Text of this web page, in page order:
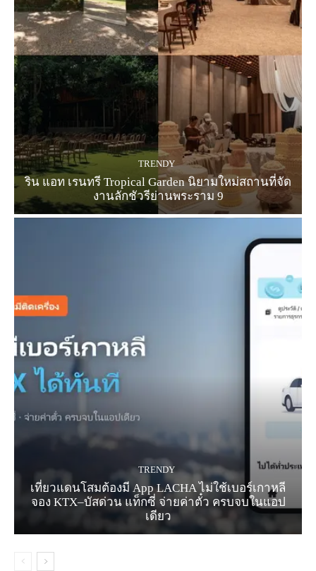
TRENDY
ริน แอท เรนทรี Tropical Garden นิยามใหม่สถานที่จัด
งานลักชัวรีย่านพระราม 9
TRENDY
เที่ยวแดนโสมต้องมี App LACHA ไม่ใช้เบอร์เกาหลี
จอง KTX–บัสด่วน แท็กซี่ จ่ายค่าตั๋ว ครบจบในแอป
เดียว